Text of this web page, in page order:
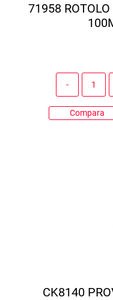
71958
Compara
CK8140